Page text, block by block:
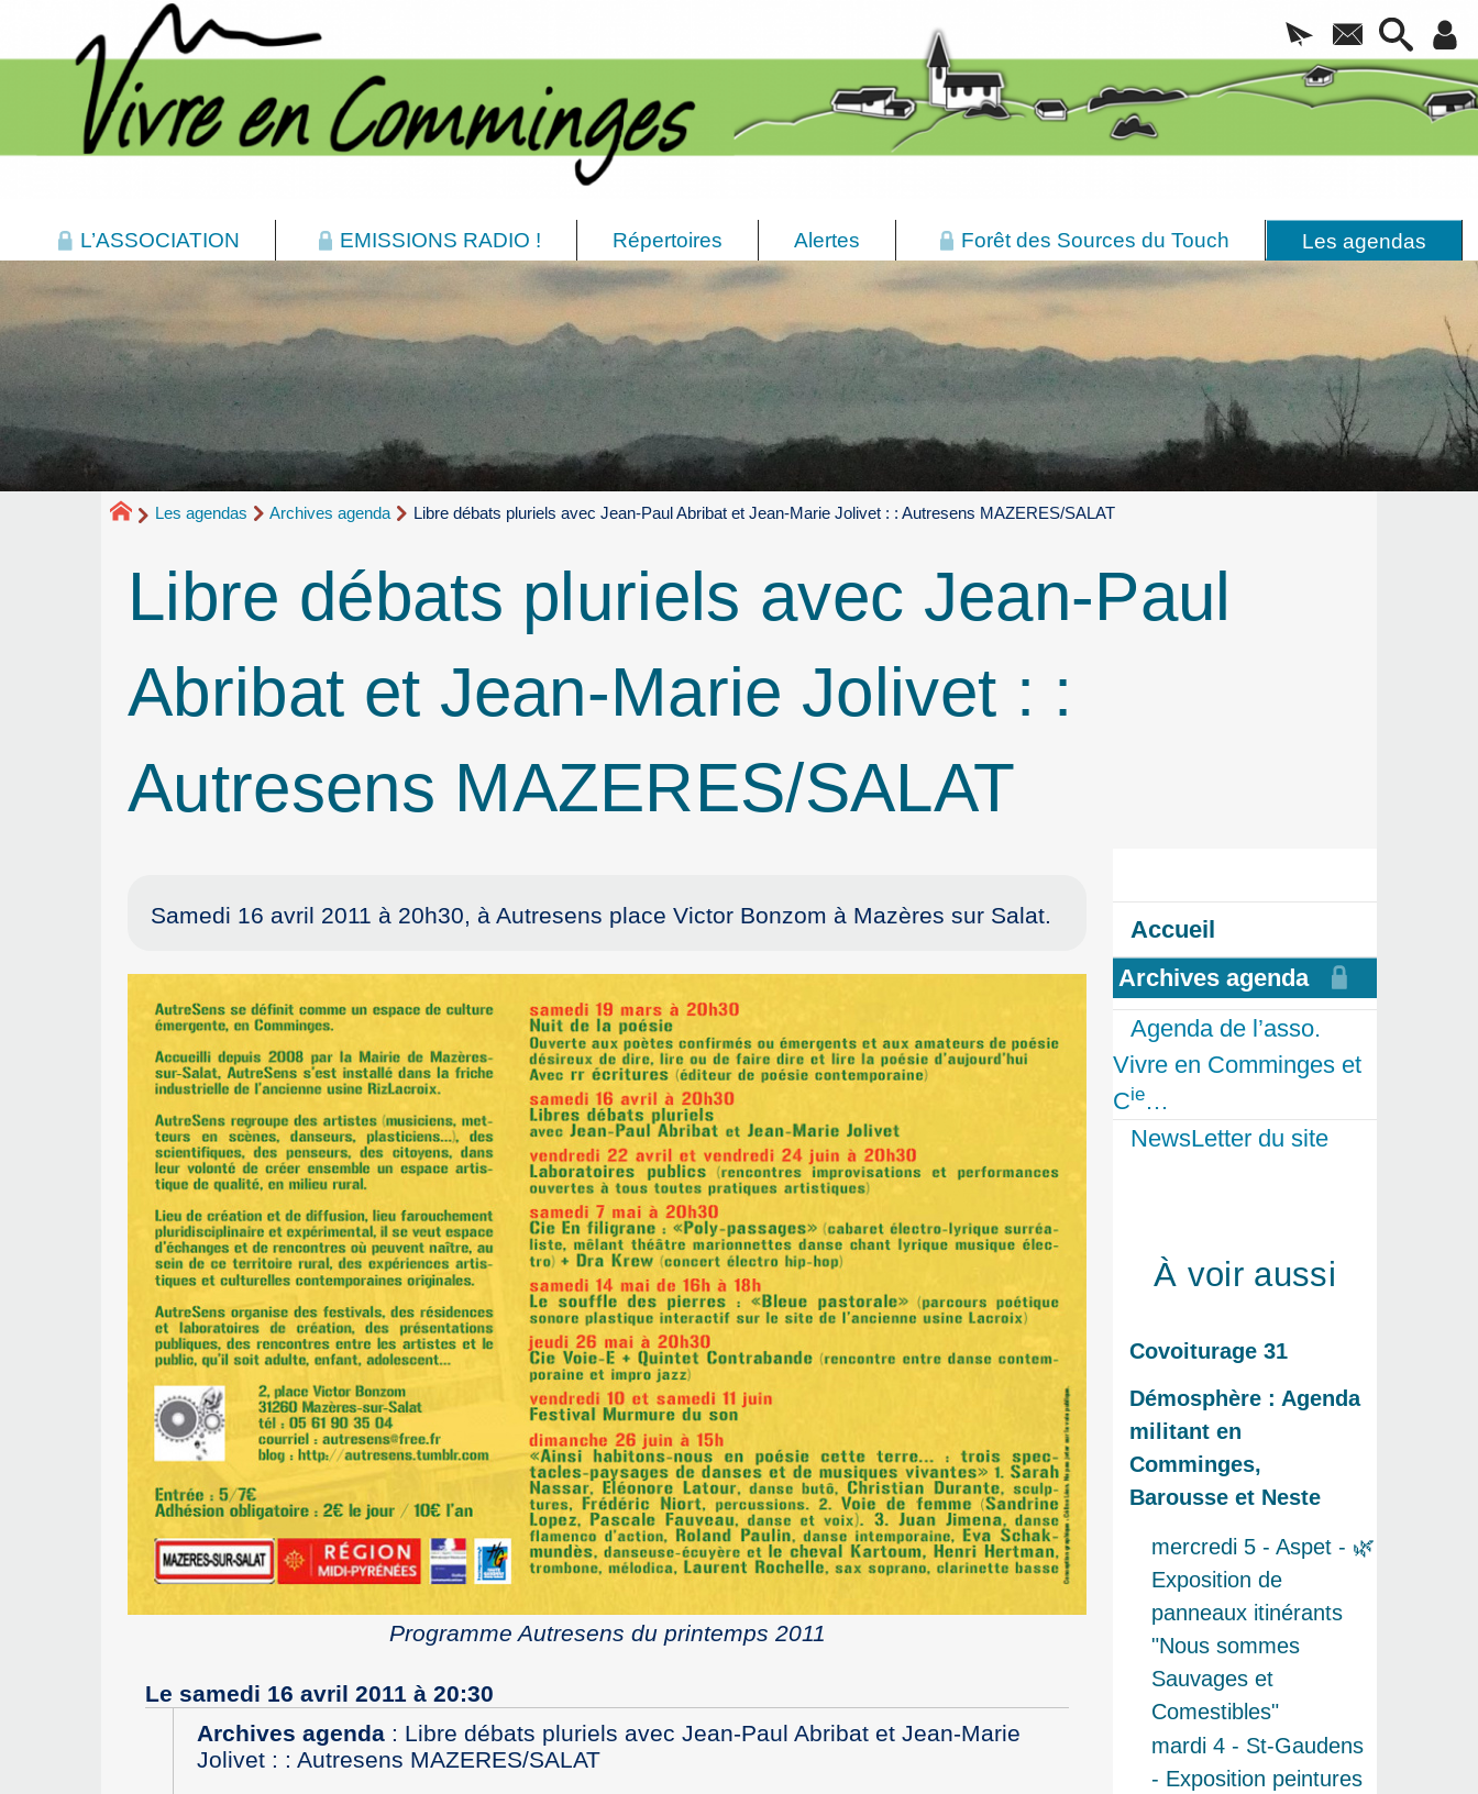
L’ASSOCIATION EMISSIONS RADIO ! Répertoires Alertes Forêt des Sources du Touch Les agendas
Les agendas Archives agenda Libre débats pluriels avec Jean-Paul Abribat et Jean-Marie Jolivet : : Autresens MAZERES/SALAT
Libre débats pluriels avec Jean-Paul
Abribat et Jean-Marie Jolivet : :
Autresens MAZERES/SALAT
Samedi 16 avril 2011 à 20h30, à Autresens place Victor Bonzom à Mazères sur Salat.
Programme Autresens du printemps 2011
Le samedi 16 avril 2011 à 20:30
Archives agenda: Libre débats pluriels avec Jean-Paul Abribat et Jean-Marie
Jolivet : : Autresens MAZERES/SALAT
Accueil
Archives agenda
Agenda de l’asso.
Vivre en Comminges et
Cie…
NewsLetter du site
À voir aussi
Covoiturage 31
Démosphère : Agenda
militant en
Comminges,
Barousse et Neste
mercredi 5 - Aspet - 🌿
Exposition de
panneaux itinérants
"Nous sommes
Sauvages et
Comestibles"
mardi 4 - St-Gaudens
- Exposition peintures